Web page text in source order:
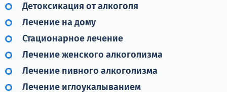
Детоксикация от алкоголя
Лечение на дому
Стационарное лечение
Лечение женского алкоголизма
Лечение пивного алкоголизма
Лечение иглоукалыванием